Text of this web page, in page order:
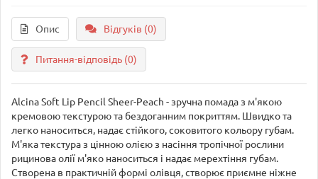
Опис Відгуків (0)
Питання-відповідь (0)
Alcina Soft Lip Pencil Sheer-Peach - зручна помада з м'якою
кремовою текстурою та бездоганним покриттям. Швидко та
легко наноситься, надає стійкого, соковитого кольору губам.
М'яка текстура з цінною олією з насіння тропічної рослини
рицинова олії м'яко наноситься і надає мерехтіння губам.
Створена в практичній формі олівця, створює приємне ніжне